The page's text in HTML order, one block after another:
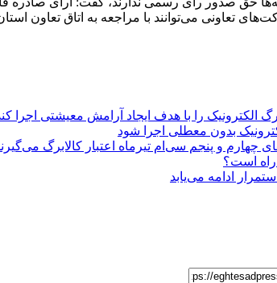
تعاونی می‌توانند با مراجعه به اتاق تعاون
الکترونیک را با هدف ایجاد آرامش معیشتی اجرا
بدون معطلی اجرا شود
چهارم و پنجم سی‌ام تیرماه اعتبار کالابرگ
راه است؟
ادامه می‌یابد